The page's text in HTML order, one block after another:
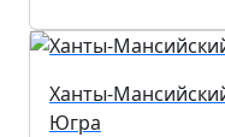
Ханты-
Югра